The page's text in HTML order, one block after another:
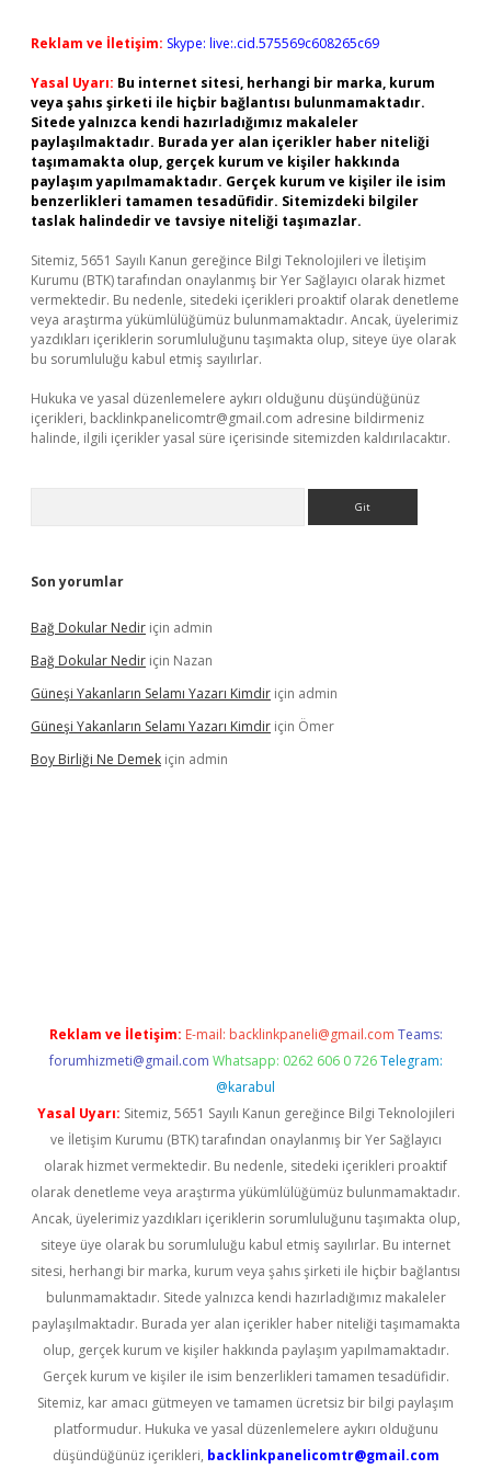
Reklam ve İletişim: Skype: live:.cid.575569c608265c69
Yasal Uyarı: Bu internet sitesi, herhangi bir marka, kurum
veya şahıs şirketi ile hiçbir bağlantısı bulunmamaktadır.
Sitede yalnızca kendi hazırladığımız makaleler
paylaşılmaktadır. Burada yer alan içerikler haber niteliği
taşımamakta olup, gerçek kurum ve kişiler hakkında
paylaşım yapılmamaktadır. Gerçek kurum ve kişiler ile isim
benzerlikleri tamamen tesadüfidir. Sitemizdeki bilgiler
taslak halindedir ve tavsiye niteliği taşımazlar.
Sitemiz, 5651 Sayılı Kanun gereğince Bilgi Teknolojileri ve İletişim
Kurumu (BTK) tarafından onaylanmış bir Yer Sağlayıcı olarak hizmet
vermektedir. Bu nedenle, sitedeki içerikleri proaktif olarak denetleme
veya araştırma yükümlülüğümüz bulunmamaktadır. Ancak, üyelerimiz
yazdıkları içeriklerin sorumluluğunu taşımakta olup, siteye üye olarak
bu sorumluluğu kabul etmiş sayılırlar.
Hukuka ve yasal düzenlemelere aykırı olduğunu düşündüğünüz
içerikleri, backlinkpanelicomtr@gmail.com adresine bildirmeniz
halinde, ilgili içerikler yasal süre içerisinde sitemizden kaldırılacaktır.
Son yorumlar
Bağ Dokular Nedir için admin
Bağ Dokular Nedir için Nazan
Güneşi Yakanların Selamı Yazarı Kimdir için admin
Güneşi Yakanların Selamı Yazarı Kimdir için Ömer
Boy Birliği Ne Demek için admin
Reklam ve İletişim: E-mail: backlinkpaneli@gmail.com Teams:
forumhizmeti@gmail.com Whatsapp: 0262 606 0 726 Telegram:
@karabul
Yasal Uyarı: Sitemiz, 5651 Sayılı Kanun gereğince Bilgi Teknolojileri
ve İletişim Kurumu (BTK) tarafından onaylanmış bir Yer Sağlayıcı
olarak hizmet vermektedir. Bu nedenle, sitedeki içerikleri proaktif
olarak denetleme veya araştırma yükümlülüğümüz bulunmamaktadır.
Ancak, üyelerimiz yazdıkları içeriklerin sorumluluğunu taşımakta olup,
siteye üye olarak bu sorumluluğu kabul etmiş sayılırlar. Bu internet
sitesi, herhangi bir marka, kurum veya şahıs şirketi ile hiçbir bağlantısı
bulunmamaktadır. Sitede yalnızca kendi hazırladığımız makaleler
paylaşılmaktadır. Burada yer alan içerikler haber niteliği taşımamakta
olup, gerçek kurum ve kişiler hakkında paylaşım yapılmamaktadır.
Gerçek kurum ve kişiler ile isim benzerlikleri tamamen tesadüfidir.
Sitemiz, kar amacı gütmeyen ve tamamen ücretsiz bir bilgi paylaşım
platformudur. Hukuka ve yasal düzenlemelere aykırı olduğunu
düşündüğünüz içerikleri, backlinkpanelicomtr@gmail.com